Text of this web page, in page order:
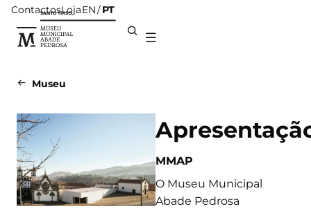
ContactosLojaEN PT
Museu
MMAP
O Museu Municipal
Abade Pedrosa